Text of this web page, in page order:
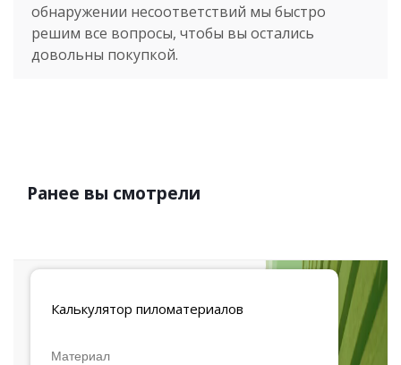
обнаружении несоответствий мы быстро
решим все вопросы, чтобы вы остались
довольны покупкой.
Ранее вы смотрели
Калькулятор пиломатериалов
Материал